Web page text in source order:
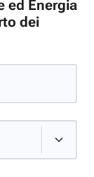
ed Energia
dei